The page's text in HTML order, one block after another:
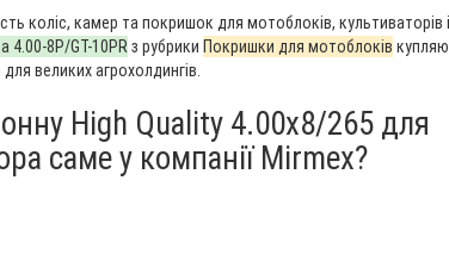
коліс, камер та покришок для мотоблоків, культиваторів і
4.00-8P/GT-10PRз рубрики Покришки для мотоблоків
великих агрохолдингів.
High Quality 4.00х8/265 для
саме у компанії Mirmex?